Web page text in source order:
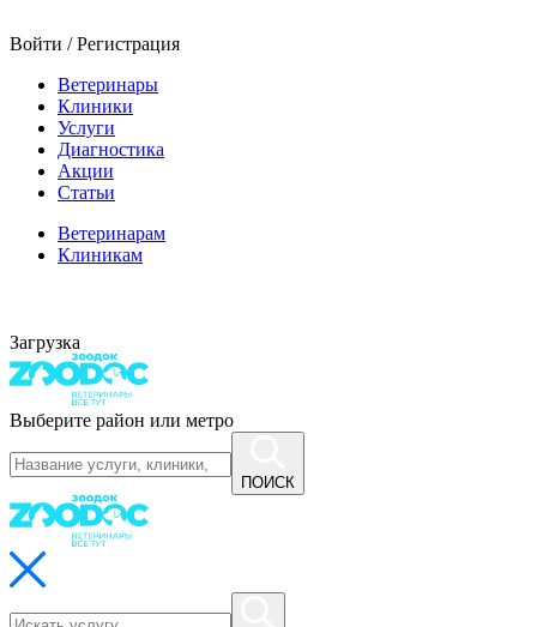
Войти / Регистрация
Ветеринары
Клиники
Услуги
Диагностика
Акции
Статьи
Ветеринарам
Клиникам
Загрузка
Выберите район или метро
ПОИСК